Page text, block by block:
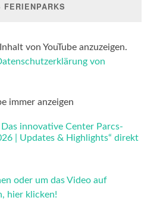
FERIENPARKS
von YouTube anzuzeigen.
von
immer anzeigen
innovative Center Parcs-
| Updates & Highlights“ direkt
oder um das Video auf
hier klicken!